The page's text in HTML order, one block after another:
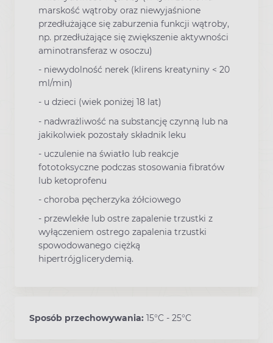
marskość wątroby oraz niewyjaśnione
przedłużające się zaburzenia funkcji wątroby,
np. przedłużające się zwiększenie aktywności
aminotransferaz w osoczu)
- niewydolność nerek (klirens kreatyniny < 20
ml/min)
- u dzieci (wiek poniżej 18 lat)
- nadwrażliwość na substancję czynną lub na
jakikolwiek pozostały składnik leku
- uczulenie na światło lub reakcje
fototoksyczne podczas stosowania fibratów
lub ketoprofenu
- choroba pęcherzyka żółciowego
- przewlekłe lub ostre zapalenie trzustki z
wyłączeniem ostrego zapalenia trzustki
spowodowanego ciężką
hipertrójglicerydemią.
Sposób przechowywania: 15°C - 25°C